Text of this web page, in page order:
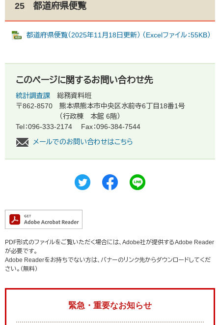
25 都道府県便覧
都道府県便覧（2025年11月18日更新） （Excelファイル：55KB）
このページに関するお問い合わせ先
統計調査課
総務資料班
〒862-8570
熊本県熊本市中央区水前寺6丁目18番1号
（行政棟 本館 6階）
Tel：096-333-2174
Fax：096-384-7544
メールでのお問い合わせはこちら
PDF形式のファイルをご覧いただく場合には、Adobe社が提供するAdobe Reader
が必要です。
Adobe Readerをお持ちでない方は、バナーのリンク先からダウンロードしてくだ
さい。（無料）
緊急・重要なお知らせ